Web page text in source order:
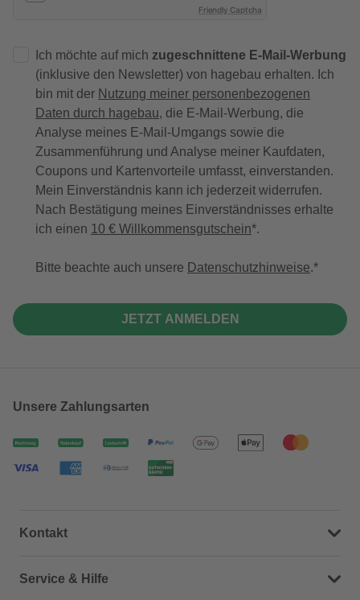
Friendly Captcha
Ich möchte auf mich zugeschnittene E-Mail-Werbung
(inklusive den Newsletter) von hagebau erhalten. Ich
bin mit der Nutzung meiner personenbezogenen
Daten durch hagebau, die E-Mail-Werbung, die
Analyse meines E-Mail-Umgangs sowie die
Zusammenführung und Analyse meiner Kaufdaten,
Coupons und Kartenvorteile umfasst, einverstanden.
Mein Einverständnis kann ich jederzeit widerrufen.
Nach Bestätigung meines Einverständnisses erhalte
ich einen 10 € Willkommensgutschein*.
Bitte beachte auch unsere Datenschutzhinweise.
JETZT ANMELDEN
Unsere Zahlungsarten
Kontakt
Dein Kontakt zu uns
Service & Hilfe